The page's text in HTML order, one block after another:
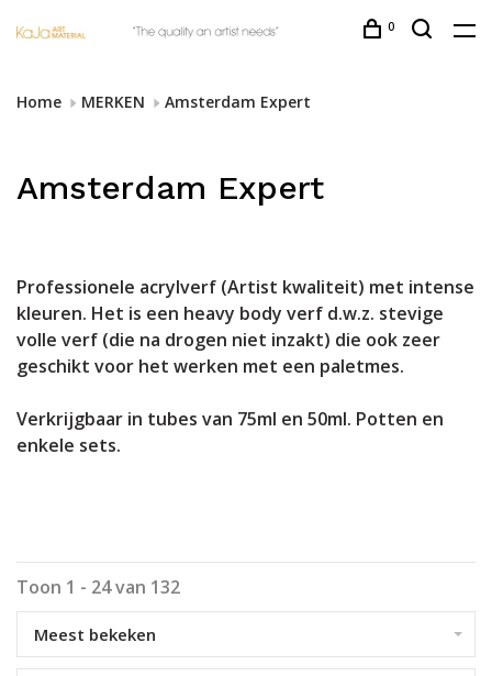
0
Home MERKEN Amsterdam Expert
Amsterdam Expert
Professionele acrylverf (Artist kwaliteit) met intense
kleuren. Het is een heavy body verf d.w.z. stevige
volle verf (die na drogen niet inzakt) die ook zeer
geschikt voor het werken met een paletmes.
Verkrijgbaar in tubes van 75ml en 50ml. Potten en
enkele sets.
Toon 1 - 24 van 132
Meest bekeken